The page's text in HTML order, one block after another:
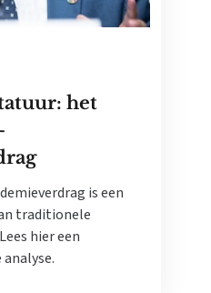
het
is een
traditionele
hier een